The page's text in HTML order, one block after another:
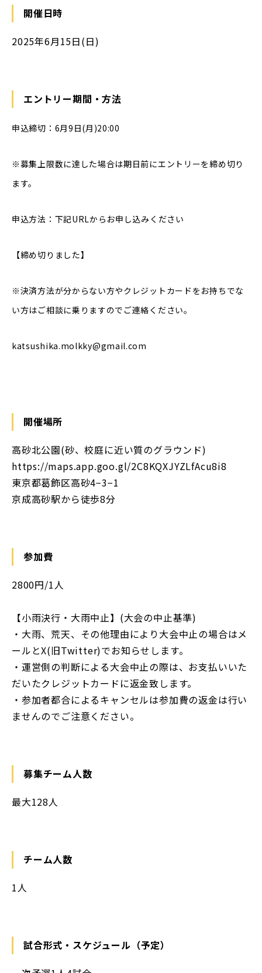
開催日時
2025年6月15日(日)
エントリー期間・方法
申込締切：6月9日(月)20:00
※募集上限数に達した場合は期日前にエントリーを締め切り
ます。
申込方法：下記URLからお申し込みください
【締め切りました】
※決済方法が分からない方やクレジットカードをお持ちでな
い方はご相談に乗りますのでご連絡ください。
katsushika.molkky@gmail.com
開催場所
高砂北公園(砂、校庭に近い質のグラウンド)
https://maps.app.goo.gl/2C8KQXJYZLfAcu8i8
東京都葛飾区高砂4−3−1
京成高砂駅から徒歩8分
参加費
2800円/1人
【小雨決行・大雨中止】(大会の中止基準)
・大雨、荒天、その他理由により大会中⽌の場合はメ
ールとX(旧Twitter)でお知らせします。
・運営側の判断による大会中止の際は、お支払いいた
だいたクレジットカードに返金致します。
・参加者都合によるキャンセルは参加費の返⾦は⾏い
ませんのでご注意ください。
募集チーム人数
最大128人
チーム人数
1人
試合形式・スケジュール（予定）